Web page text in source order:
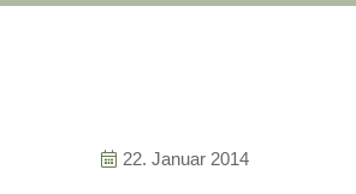
22. Januar 2014